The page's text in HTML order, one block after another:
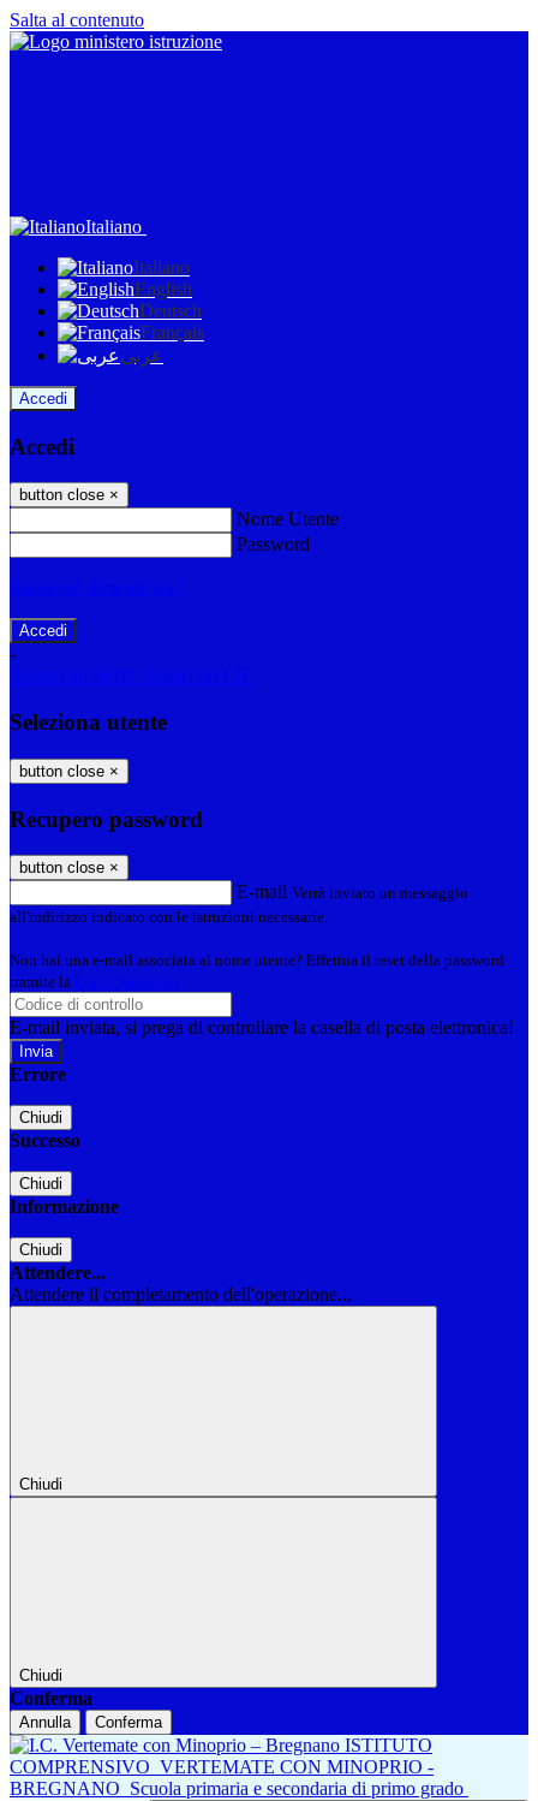
Salta al contenuto
Italiano
Italiano
English
Deutsch
Français
عربى
Accedi
Accedi
button close ×
Nome Utente
Password
Password dimenticata?
-
Entra con SPID
Entra con CIE
Seleziona utente
button close ×
Recupero password
button close ×
E-mail Verrà inviato un messaggio
all'indirizzo indicato con le istruzioni necessarie.
Non hai una e-mail associata al nome utente? Effettua il reset della password
tramite la Login Spaggiari
E-mail inviata, si prega di controllare la casella di posta elettronica!
Errore
Chiudi
Successo
Chiudi
Informazione
Chiudi
Attendere...
Attendere il completamento dell'operazione...
Chiudi
Chiudi
Conferma
Annulla Conferma
ISTITUTO
COMPRENSIVO VERTEMATE CON MINOPRIO -
BREGNANO Scuola primaria e secondaria di primo grado